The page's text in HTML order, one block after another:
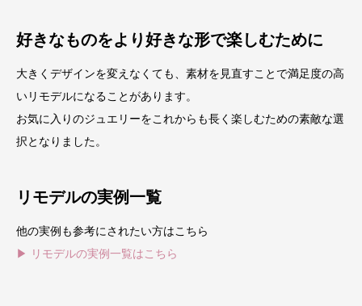
好きなものをより好きな形で楽しむために
大きくデザインを変えなくても、素材を見直すことで満足度の高
いリモデルになることがあります。
お気に入りのジュエリーをこれからも長く楽しむための素敵な選
択となりました。
リモデルの実例一覧
他の実例も参考にされたい方はこちら
▶ リモデルの実例一覧はこちら